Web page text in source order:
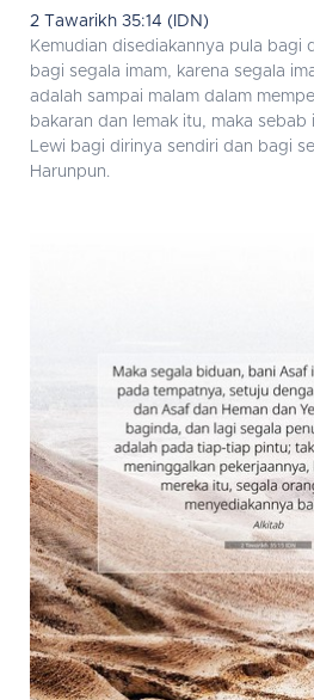
2 Tawarikh 35:14 (IDN)
Kemudian disediakannya pula bagi
bagi segala imam, karena segala
adalah sampai malam dalam
bakaran dan lemak itu, maka
Lewi bagi dirinya sendiri dan bagi
Harunpun.